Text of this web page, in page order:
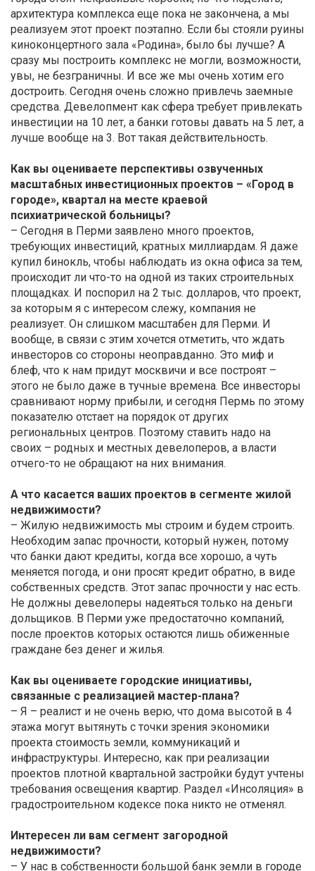
архитектура комплекса еще пока не закончена, а мы
реализуем этот проект поэтапно. Если бы стояли руины
киноконцертного зала «Родина», было бы лучше? А
сразу мы построить комплекс не могли, возможности,
увы, не безграничны. И все же мы очень хотим его
достроить. Сегодня очень сложно привлечь заемные
средства. Девелопмент как сфера требует привлекать
инвестиции на 10 лет, а банки готовы давать на 5 лет, а
лучше вообще на 3. Вот такая действительность.
Как вы оцениваете перспективы озвученных
масштабных инвестиционных проектов – «Город в
городе», квартал на месте краевой
психиатрической больницы?
– Сегодня в Перми заявлено много проектов,
требующих инвестиций, кратных миллиардам. Я даже
купил бинокль, чтобы наблюдать из окна офиса за тем,
происходит ли что-то на одной из таких строительных
площадках. И поспорил на 2 тыс. долларов, что проект,
за которым я с интересом слежу, компания не
реализует. Он слишком масштабен для Перми. И
вообще, в связи с этим хочется отметить, что ждать
инвесторов со стороны неоправданно. Это миф и
блеф, что к нам придут москвичи и все построят –
этого не было даже в тучные времена. Все инвесторы
сравнивают норму прибыли, и сегодня Пермь по этому
показателю отстает на порядок от других
региональных центров. Поэтому ставить надо на
своих – родных и местных девелоперов, а власти
отчего-то не обращают на них внимания.
А что касается ваших проектов в сегменте жилой
недвижимости?
– Жилую недвижимость мы строим и будем строить.
Необходим запас прочности, который нужен, потому
что банки дают кредиты, когда все хорошо, а чуть
меняется погода, и они просят кредит обратно, в виде
собственных средств. Этот запас прочности у нас есть.
Не должны девелоперы надеяться только на деньги
дольщиков. В Перми уже предостаточно компаний,
после проектов которых остаются лишь обиженные
граждане без денег и жилья.
Как вы оцениваете городские инициативы,
связанные с реализацией мастер-плана?
– Я – реалист и не очень верю, что дома высотой в 4
этажа могут вытянуть с точки зрения экономики
проекта стоимость земли, коммуникаций и
инфраструктуры. Интересно, как при реализации
проектов плотной квартальной застройки будут учтены
требования освещения квартир. Раздел «Инсоляция» в
градостроительном кодексе пока никто не отменял.
Интересен ли вам сегмент загородной
недвижимости?
– У нас в собственности большой банк земли в городе